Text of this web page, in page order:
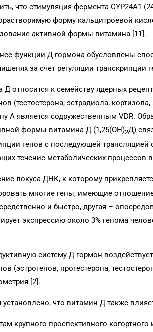
что стимуляция фермента CYP24A1
форму кальцитроевой
активной формы витамина [11].
функции Д-гормона обусловлены
за счет регуляции транскрипции
Д относится к семейству ядерных
(тестостерона, эстрадиола,
А является содружественным VDR.
формы витамина Д (1,25(OH)2Д)
генов с последующей
течение метаболических процессов в
локуса ДНК, к которому
многие гены, имеющие
и быстро, другая –
экспрессию около 3% генома
систему Д-гормон
(эстрогенов, прогестерона,
[2].
что витамин Д также
крупного проспективного